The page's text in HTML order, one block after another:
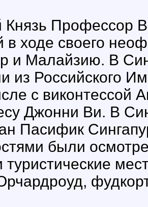
Князь Профессор
в ходе своего
и Малайзию. В
из Российского
с виконтессой
Джонни Ви. В
Пасифик
были
туристические